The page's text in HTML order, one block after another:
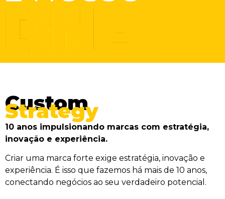
Custom
Strategy
10 anos impulsionando marcas com estratégia,
inovação e experiência.
Criar uma marca forte exige estratégia, inovação e
experiência. É isso que fazemos há mais de 10 anos,
conectando negócios ao seu verdadeiro potencial.